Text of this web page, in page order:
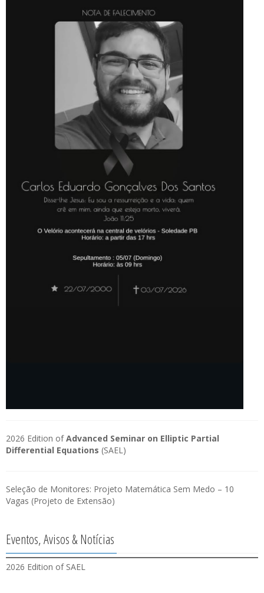
2026 Edition ofAdvanced Seminar on Elliptic Partial
Differential Equations (SAEL)
Seleção de Monitores: Projeto Matemática Sem Medo – 10
Vagas (Projeto de Extensão)
Eventos, Avisos & Notícias
2026 Edition of SAEL